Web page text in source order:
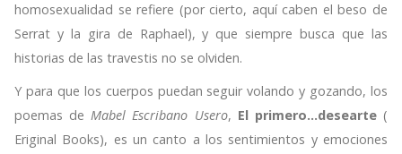
homosexualidad se refiere (por cierto, aquí caben el beso de
Serrat y la gira de Raphael), y que siempre busca que las
historias de las travestis no se olviden.
Y para que los cuerpos puedan seguir volando y gozando, los
poemas deMabel Escribano Usero, El primero...desearte (
Eriginal Books), es un canto a los sentimientos y emociones